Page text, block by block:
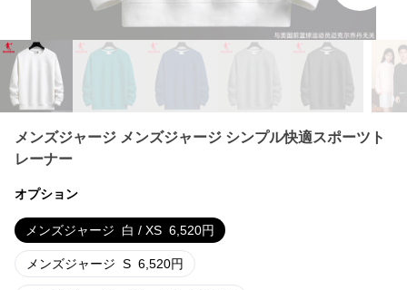
メンズジャージ メンズジャージ シンプル快適スポーツト
レーナー
オプション
メンズジャージ 白 / XS 6,520円
メンズジャージ S 6,520円